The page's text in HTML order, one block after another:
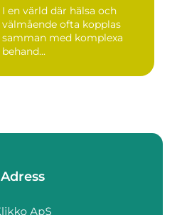
I en värld där hälsa och
välmående ofta kopplas
samman med komplexa
behand...
Adress